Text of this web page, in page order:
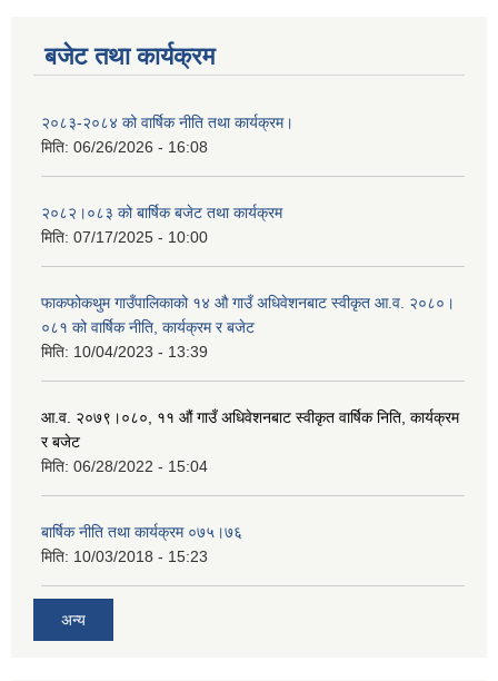
बजेट तथा कार्यक्रम
२०८३-२०८४ को वार्षिक नीति तथा कार्यक्रम।
मिति: 06/26/2026 - 16:08
२०८२।०८३ को बार्षिक बजेट तथा कार्यक्रम
मिति: 07/17/2025 - 10:00
फाकफोकथुम गाउँपालिकाको १४ औ गाउँ अधिवेशनबाट स्वीकृत आ.व. २०८०।
०८१ को वार्षिक नीति, कार्यक्रम र बजेट
मिति: 10/04/2023 - 13:39
आ.व. २०७९।०८०, ११ औं गाउँ अधिवेशनबाट स्वीकृत वार्षिक निति, कार्यक्रम
र बजेट
मिति: 06/28/2022 - 15:04
बार्षिक नीति तथा कार्यक्रम ०७५।७६
मिति: 10/03/2018 - 15:23
अन्य